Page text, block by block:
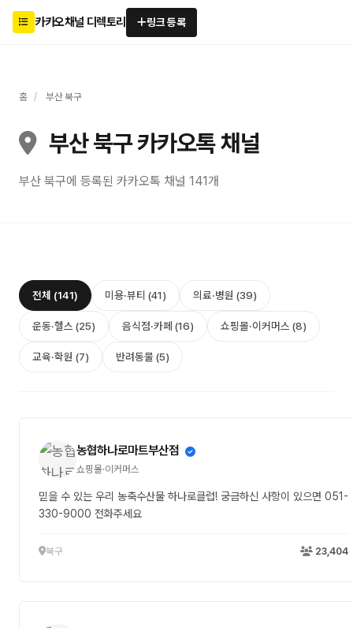
카카오채널 디렉토리 링크 등록
홈 / 부산 북구
부산 북구 카카오톡 채널
부산 북구에 등록된 카카오톡 채널 141개
전체 (141) 미용·뷰티 (41) 의료·병원 (39)
운동·헬스 (25) 음식점·카페 (16) 쇼핑몰·이커머스 (8)
교육·학원 (7) 반려동물 (5)
농협하나로마트부산점
쇼핑몰·이커머스
믿을 수 있는 우리 농축수산물 하나로클럽! 궁금하신 사항이 있으면 051-
330-9000 전화주세요
북구 23,404